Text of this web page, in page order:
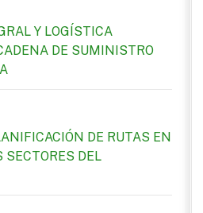
Y LOGÍSTICA
DE SUMINISTRO
DE RUTAS EN
SECTORES DEL